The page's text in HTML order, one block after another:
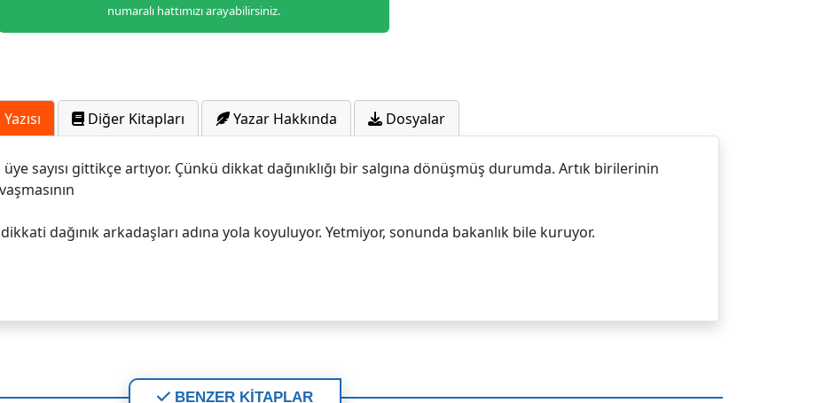
numaralı hattımızı arayabilirsiniz.
Diğer Kitapları Yazar Hakkında Dosyalar
sayısı gittikçe artıyor. Çünkü dikkat dağınıklığı bir salgına dönüşmüş durumda. Artık birilerinin
dağınık arkadaşları adına yola koyuluyor. Yetmiyor, sonunda bakanlık bile kuruyor.
BENZER KİTAPLAR